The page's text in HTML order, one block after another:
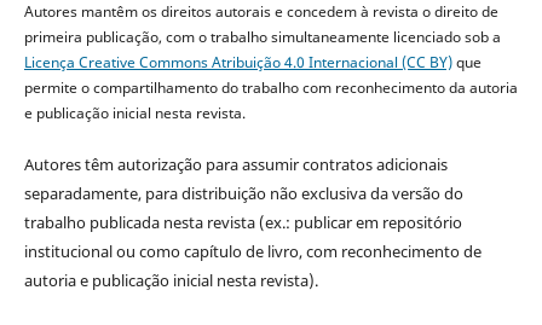
Autores mantêm os direitos autorais e concedem à revista o direito de
primeira publicação, com o trabalho simultaneamente licenciado sob a
Licença Creative Commons Atribuição 4.0 Internacional (CC BY)que
permite o compartilhamento do trabalho com reconhecimento da autoria
e publicação inicial nesta revista.
Autores têm autorização para assumir contratos adicionais
separadamente, para distribuição não exclusiva da versão do
trabalho publicada nesta revista (ex.: publicar em repositório
institucional ou como capítulo de livro, com reconhecimento de
autoria e publicação inicial nesta revista).